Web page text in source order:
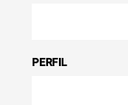
PERFIL